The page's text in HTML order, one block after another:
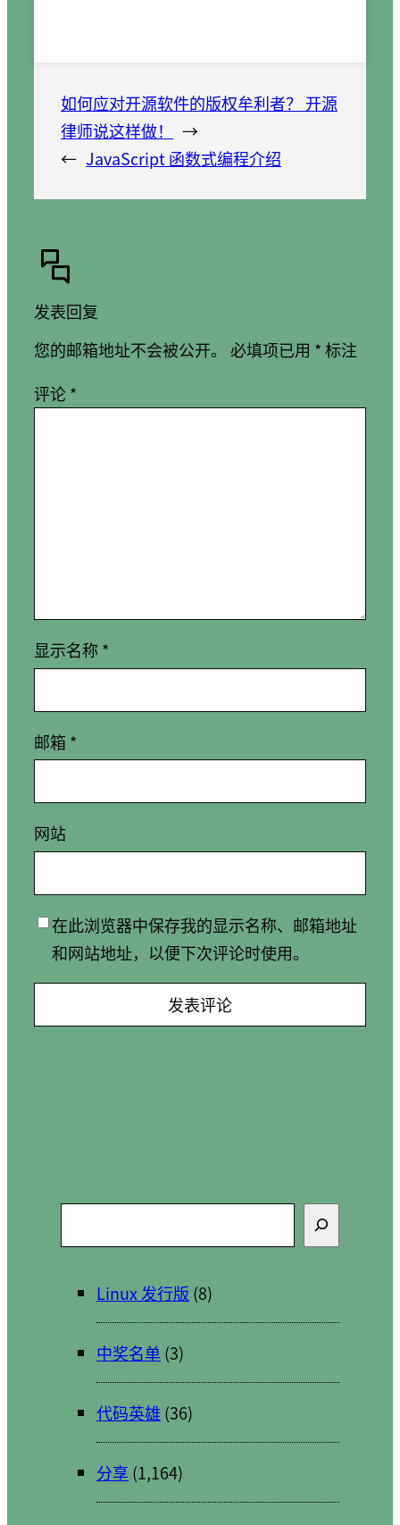
如何应对开源软件的版权牟利者？ 开源
律师说这样做！
→
← JavaScript 函数式编程介绍
发表回复
您的邮箱地址不会被公开。
必填项已用 *标注
评论*
显示名称 *
邮箱 *
网站
在此浏览器中保存我的显示名称、邮箱地址
和网站地址，以便下次评论时使用。
索
Linux 发行版 (8)
中奖名单 (3)
代码英雄 (36)
分享 (1,164)